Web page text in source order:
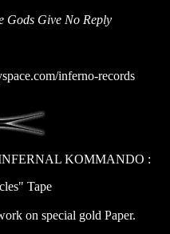
Gods Give No Reply
inferno-records
INFERNAL KOMMANDO :
Tape
on special gold Paper.